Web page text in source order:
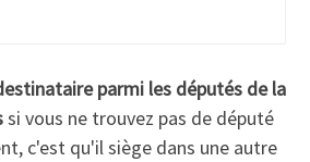
parmi les députés de la
si vous ne trouvez pas de député
c'est qu'il siège dans une autre